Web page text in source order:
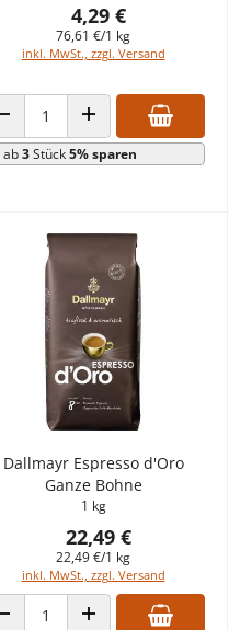
4,29 €
76,61 €/1 kg
inkl. MwSt., zzgl. Versand
ANZAHL VERRINGERNANZAHL ERHÖHEN
ab3Stück5% sparen
Dallmayr Espresso d'Oro
Ganze Bohne
1 kg
22,49 €
22,49 €/1 kg
inkl. MwSt., zzgl. Versand